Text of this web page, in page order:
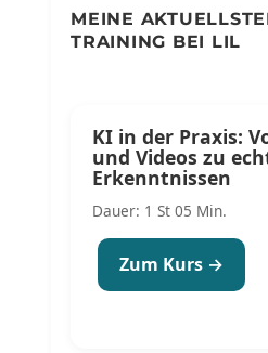
MEINE
TRAINING BEI LIL
KI in der Praxis:
und Videos zu
Erkenntnissen
Dauer: 1 St 05 Min.
Zum Kurs →